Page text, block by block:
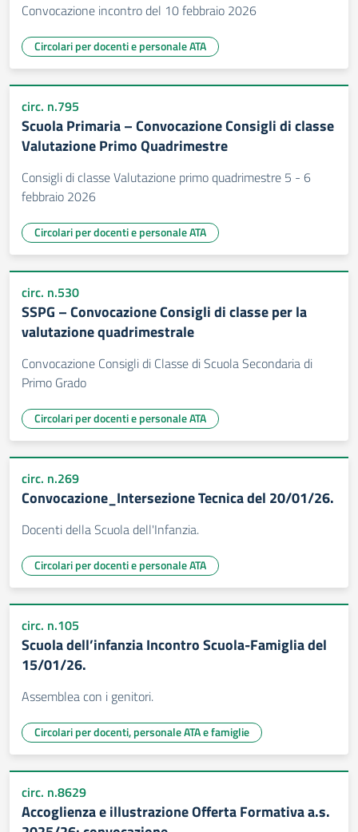
Convocazione incontro del 10 febbraio 2026
Circolari per docenti e personale ATA
circ. n.795
Scuola Primaria – Convocazione Consigli di classe
Valutazione Primo Quadrimestre
Consigli di classe Valutazione primo quadrimestre 5 - 6
febbraio 2026
Circolari per docenti e personale ATA
circ. n.530
SSPG – Convocazione Consigli di classe per la
valutazione quadrimestrale
Convocazione Consigli di Classe di Scuola Secondaria di
Primo Grado
Circolari per docenti e personale ATA
circ. n.269
Convocazione_Intersezione Tecnica del 20/01/26.
Docenti della Scuola dell'Infanzia.
Circolari per docenti e personale ATA
circ. n.105
Scuola dell’infanzia Incontro Scuola-Famiglia del
15/01/26.
Assemblea con i genitori.
Circolari per docenti, personale ATA e famiglie
circ. n.8629
Accoglienza e illustrazione Offerta Formativa a.s.